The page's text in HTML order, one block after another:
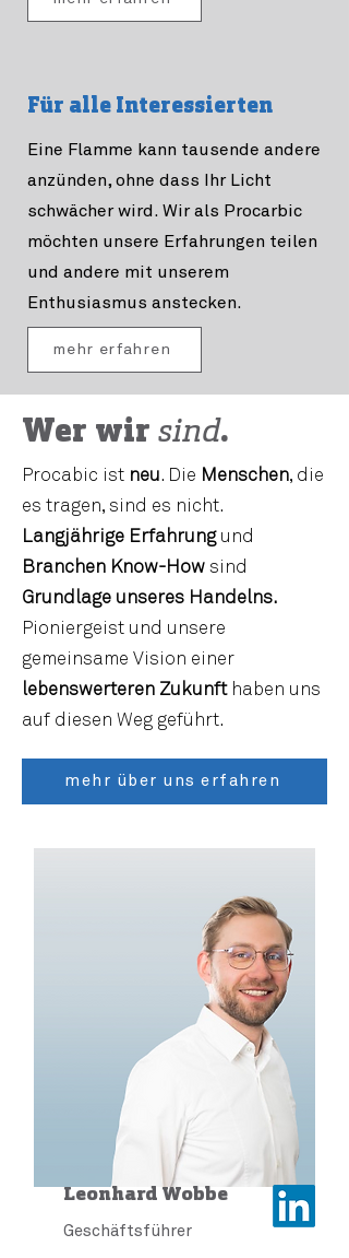
Für alle Interessierten
Eine Flamme kann tausende andere
anzünden, ohne dass Ihr Licht
schwächer wird. Wir als Procarbic
möchten unsere Erfahrungen teilen
und andere mit unserem
Enthusiasmus anstecken.
mehr erfahren
Wer wir sind.
Procabic ist neu. Die Menschen, die
es tragen, sind es nicht.
Langjährige Erfahrungund
Branchen Know-How sind
Grundlage unseres Handelns.
Pioniergeist und unsere
gemeinsame Vision einer
lebenswerteren Zukunft haben uns
auf diesen Weg geführt.
mehr über uns erfahren
Leonhard Wobbe
Geschäftsführer